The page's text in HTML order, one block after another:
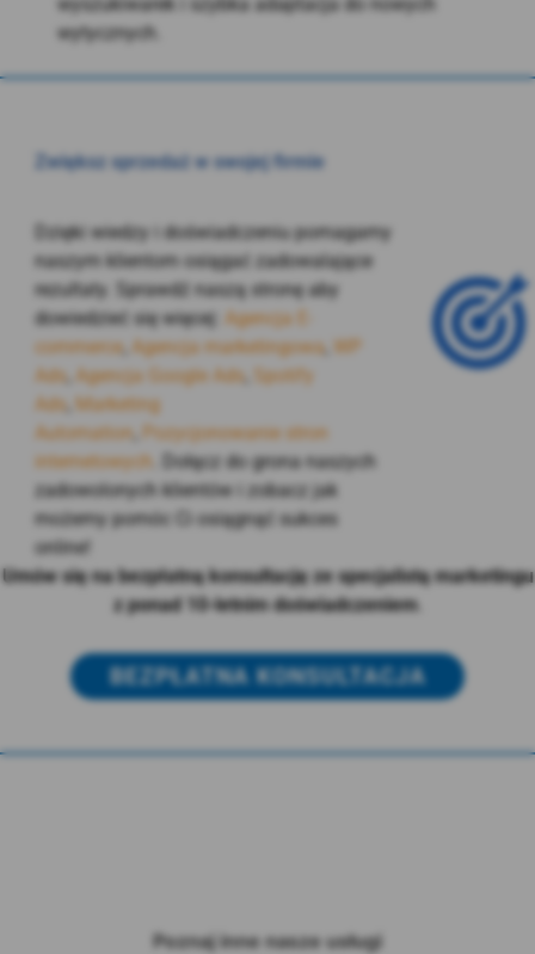
wytycznych
Zwiększ sprzedaż w swojej firmie
Dzięki wiedzy i doświadczeniu pomagamy
naszym klientom osiągać zadowalające
rezultaty. Sprawdź naszą stronę aby
dowiedzieć się więcej: Agencja E-
commerce, Agencja marketingowa, WP
Ads, Agencja Google Ads,
Spotify
Ads, Marketing
Automation
Pozycjonowanie stron
internetowych . Dołącz do grona naszych
zadowolonych klientów i zobacz jak
możemy pomóc Ci osiągnąć sukces
online!
Umów się na bezpłatną konsultację ze specjalistą marketingu
z ponad 10-letnim doświadczeniem.
BEZPŁATNA KONSULTACJA
Poznaj inne nasze usługi